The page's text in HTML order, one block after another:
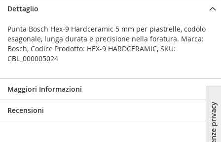
Dettaglio
Punta Bosch Hex-9 Hardceramic 5 mm per piastrelle, codolo
esagonale, lunga durata e precisione nella foratura. Marca:
Bosch, Codice Prodotto: HEX-9 HARDCERAMIC, SKU:
CBL_000005024
Maggiori Informazioni
Recensioni